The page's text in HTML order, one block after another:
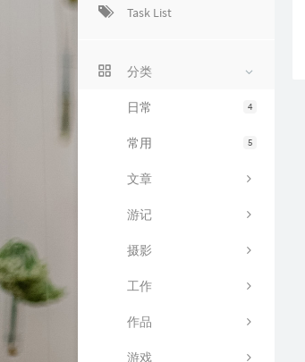
Task List
分类
4
日常
5
常用
文章
游记
摄影
工作
作品
游戏